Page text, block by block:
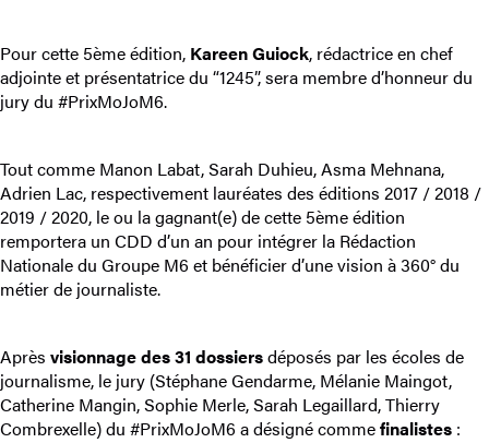
Pour cette 5ème édition, Kareen Guiock, rédactrice en chef
adjointe et présentatrice du “1245”, sera membre d’honneur du
jury du #PrixMoJoM6.
Tout comme Manon Labat, Sarah Duhieu, Asma Mehnana,
Adrien Lac, respectivement lauréates des éditions 2017 / 2018 /
2019 / 2020, le ou la gagnant(e) de cette 5ème édition
remportera un CDD d’un an pour intégrer la Rédaction
Nationale du Groupe M6 et bénéficier d’une vision à 360° du
métier de journaliste.
Après visionnage des 31 dossiersdéposés par les écoles de
journalisme, le jury (Stéphane Gendarme, Mélanie Maingot,
Catherine Mangin, Sophie Merle, Sarah Legaillard, Thierry
Combrexelle) du #PrixMoJoM6 a désigné commefinalistes :